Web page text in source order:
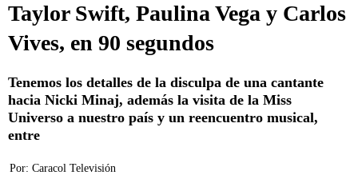
Taylor Swift, Paulina Vega y Carlos
Vives, en 90 segundos
Tenemos los detalles de la disculpa de una cantante
hacia Nicki Minaj, además la visita de la Miss
Universo a nuestro país y un reencuentro musical,
entre
Por: Caracol Televisión